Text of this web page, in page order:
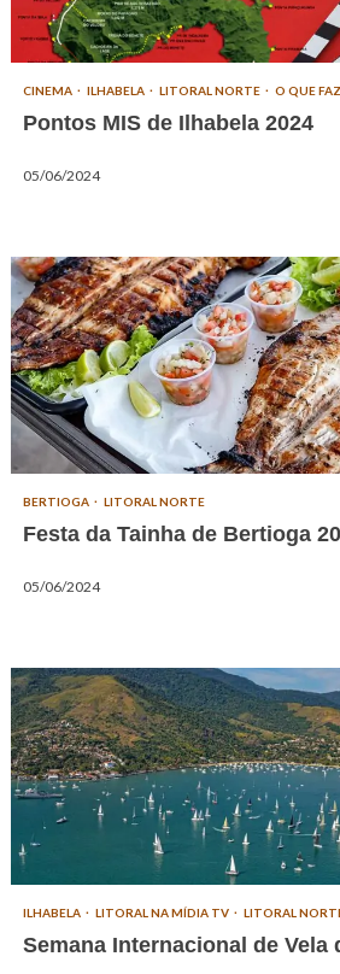
CINEMA ILHABELA LITORAL NORTE O QUE
Pontos MIS de Ilhabela 2024
05/06/2024
BERTIOGA LITORAL NORTE
Festa da Tainha de Bertioga
05/06/2024
ILHABELA LITORAL NA MÍDIA TV LITORAL
Semana Internacional de Vela